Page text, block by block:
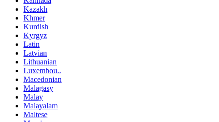
Kazakh
Khmer
Kurdish
Kyrgyz
Latin
Latvian
Lithuanian
Luxembou..
Macedonian
Malagasy
Malay
Malayalam
Maltese